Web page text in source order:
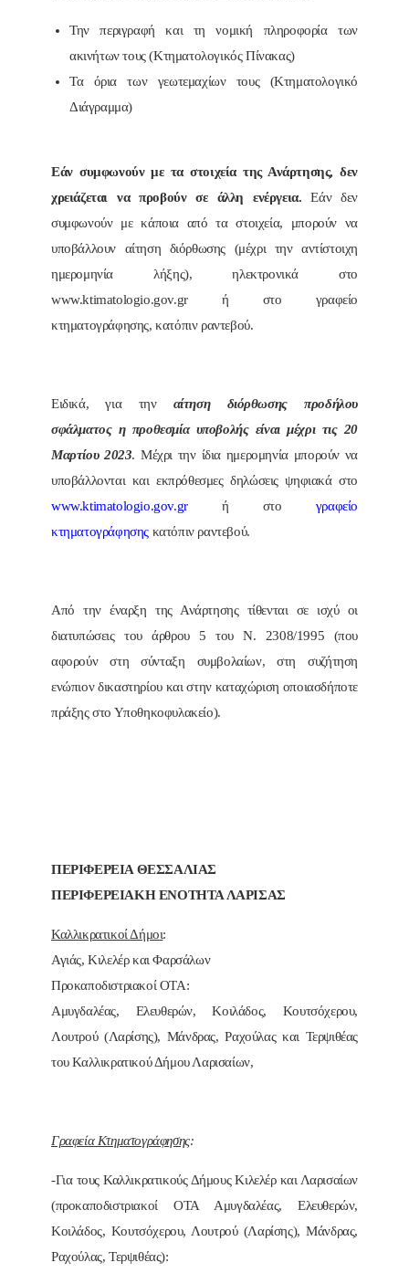
Την περιγραφή και τη νομική πληροφορία των
ακινήτων τους (Κτηματολογικός Πίνακας)
Τα όρια των γεωτεμαχίων τους (Κτηματολογικό
Διάγραμμα)
Εάν συμφωνούν με τα στοιχεία της Ανάρτησης, δεν
χρειάζεται να προβούν σε άλλη ενέργεια.Εάν δεν
συμφωνούν με κάποια από τα στοιχεία, μπορούν να
υποβάλλουν αίτηση διόρθωσης (μέχρι την αντίστοιχη
ημερομηνία λήξης), ηλεκτρονικά στο
www.ktimatologio.gov.gr ή στο γραφείο
κτηματογράφησης, κατόπιν ραντεβού.
Ειδικά, για την αίτηση διόρθωσης προδήλου
σφάλματος η προθεσμία υποβολής είναι μέχρι τις 20
Μαρτίου 2023. Μέχρι την ίδια ημερομηνία μπορούν να
υποβάλλονται και εκπρόθεσμες δηλώσεις ψηφιακά στο
www.ktimatologio.gov.grή στο γραφείο
κτηματογράφησης κατόπιν ραντεβού.
Από την έναρξη της Ανάρτησης τίθενται σε ισχύ οι
διατυπώσεις του άρθρου 5 του Ν. 2308/1995 (που
αφορούν στη σύνταξη συμβολαίων, στη συζήτηση
ενώπιον δικαστηρίου και στην καταχώριση οποιασδήποτε
πράξης στο Υποθηκοφυλακείο).
ΠΕΡΙΦΕΡΕΙΑ ΘΕΣΣΑΛΙΑΣ
ΠΕΡΙΦΕΡΕΙΑΚΗ ΕΝΟΤΗΤΑ ΛΑΡΙΣΑΣ
Καλλικρατικοί Δήμοι:
Αγιάς, Κιλελέρ και Φαρσάλων
Προκαποδιστριακοί ΟΤΑ:
Αμυγδαλέας, Ελευθερών, Κοιλάδος, Κουτσόχερου,
Λουτρού (Λαρίσης), Μάνδρας, Ραχούλας και Τερψιθέας
του Καλλικρατικού Δήμου Λαρισαίων,
Γραφεία Κτηματογράφησης:
-Για τους Καλλικρατικούς Δήμους Κιλελέρ και Λαρισαίων
(προκαποδιστριακοί ΟΤΑ Αμυγδαλέας, Ελευθερών,
Κοιλάδος, Κουτσόχερου, Λουτρού (Λαρίσης), Μάνδρας,
Ραχούλας, Τερψιθέας):